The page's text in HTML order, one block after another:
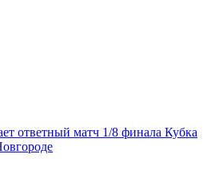
ответный матч 1/8 финала Кубка